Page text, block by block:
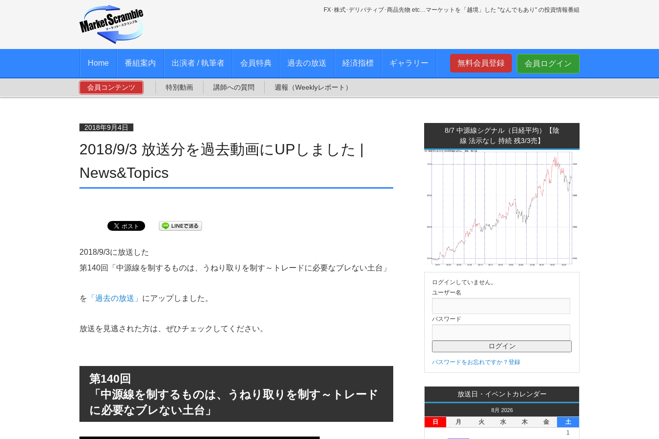
FX･株式･デリバティブ･商品先物 etc…マーケットを「越境」した "なんでもあり" の投資情報番組
会員ログイン
無料会員登録
Home 番組案内 出演者 / 執筆者 会員特典 過去の放送 経済指標 ギャラリー
会員コンテンツ 特別動画 講師への質問 週報（Weeklyレポート）
2018/9/3 放送分を過去動画にUPしました |
News&Topics
2018年9月4日
2018/9/3に放送した
第140回「中源線を制するものは、うねり取りを制す～トレードに必要なブレない土台」
を 「過去の放送」 にアップしました。
放送を見逃された方は、ぜひチェックしてください。
第140回
「中源線を制するものは、うねり取りを制す～トレード
に必要なブレない土台」
8/7 中源線シグナル（日経平均）【陰
線 法示なし 持続 残3/3売】
ログインしていません。
ユーザー名
パスワード
パスワードをお忘れですか？ 登録
放送日・イベントカレンダー
8月 2026
日 月 火 水 木 金 土
1